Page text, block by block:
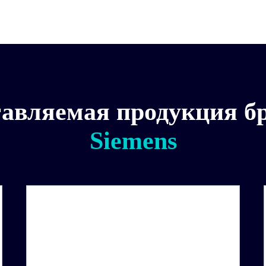
продукция
Siemens